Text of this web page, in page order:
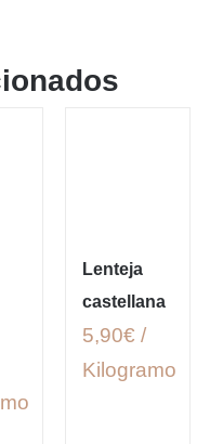
Lenteja
castellana
5,90€ /
Kilogramo